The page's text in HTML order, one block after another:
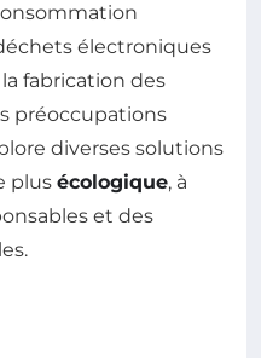
électroniques
fabrication des
préoccupations
diverses solutions
plus écologique, à
et des